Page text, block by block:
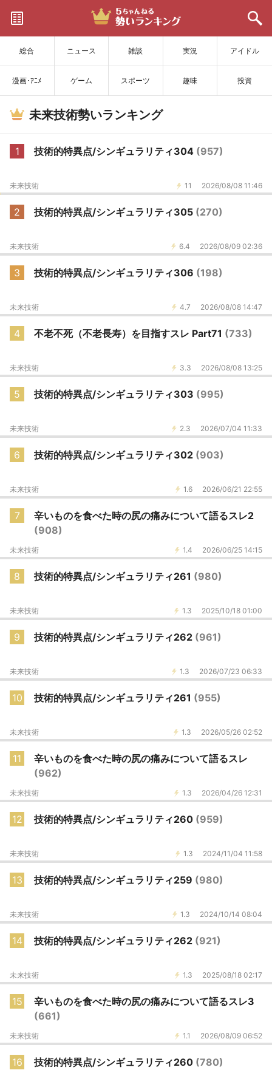
総合 ニュース 雑談 実況 アイドル
漫画･ｱﾆﾒ ゲーム スポーツ 趣味 投資
サイトを更新
未来技術勢いランキング
1 技術的特異点/シンギュラリティ304 (957)
11 2026/08/08 11:46
未来技術
2 技術的特異点/シンギュラリティ305 (270)
6.4 2026/08/09 02:36
未来技術
3 技術的特異点/シンギュラリティ306 (198)
4.7 2026/08/08 14:47
未来技術
4 不老不死（不老長寿）を目指すスレ Part71 (733)
3.3 2026/08/08 13:25
未来技術
5 技術的特異点/シンギュラリティ303 (995)
2.3 2026/07/04 11:33
未来技術
6 技術的特異点/シンギュラリティ302 (903)
1.6 2026/06/21 22:55
未来技術
7
辛いものを食べた時の尻の痛みについて語るスレ2
(908)
1.4 2026/06/25 14:15
未来技術
8 技術的特異点/シンギュラリティ261 (980)
1.3 2025/10/18 01:00
未来技術
9 技術的特異点/シンギュラリティ262 (961)
1.3 2026/07/23 06:33
未来技術
10 技術的特異点/シンギュラリティ261 (955)
1.3 2026/05/26 02:52
未来技術
11
辛いものを食べた時の尻の痛みについて語るスレ
(962)
1.3 2026/04/26 12:31
未来技術
12 技術的特異点/シンギュラリティ260 (959)
1.3 2024/11/04 11:58
未来技術
13 技術的特異点/シンギュラリティ259 (980)
1.3 2024/10/14 08:04
未来技術
14 技術的特異点/シンギュラリティ262 (921)
1.3 2025/08/18 02:17
未来技術
15
辛いものを食べた時の尻の痛みについて語るスレ3
(661)
1.1 2026/08/09 06:52
未来技術
16 技術的特異点/シンギュラリティ260 (780)